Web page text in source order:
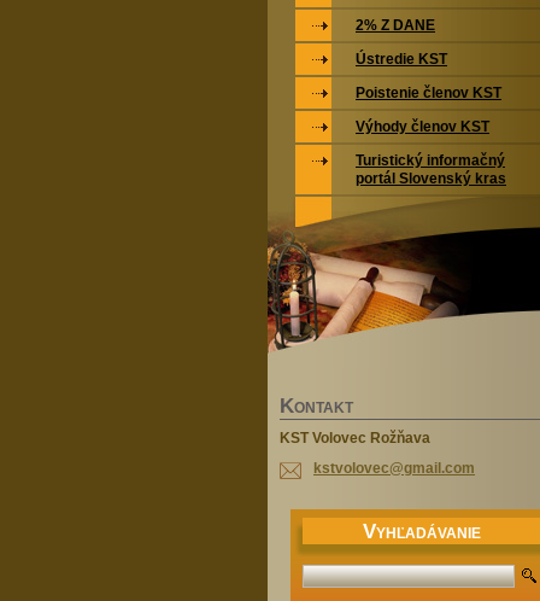
2% Z DANE
Ústredie KST
Poistenie členov KST
Výhody členov KST
Turistický informačný
portál Slovenský kras
KONTAKT
KST Volovec Rožňava
kstvolovec@gmail .com
VYHĽADÁVANIE